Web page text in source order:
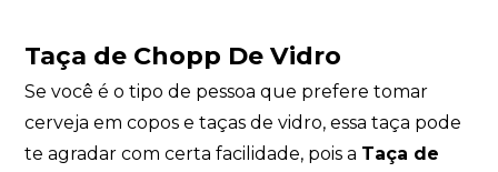
Taça de Chopp De Vidro
Se você é o tipo de pessoa que prefere tomar
cerveja em copos e taças de vidro, essa taça pode
te agradar com certa facilidade, pois a Taça de